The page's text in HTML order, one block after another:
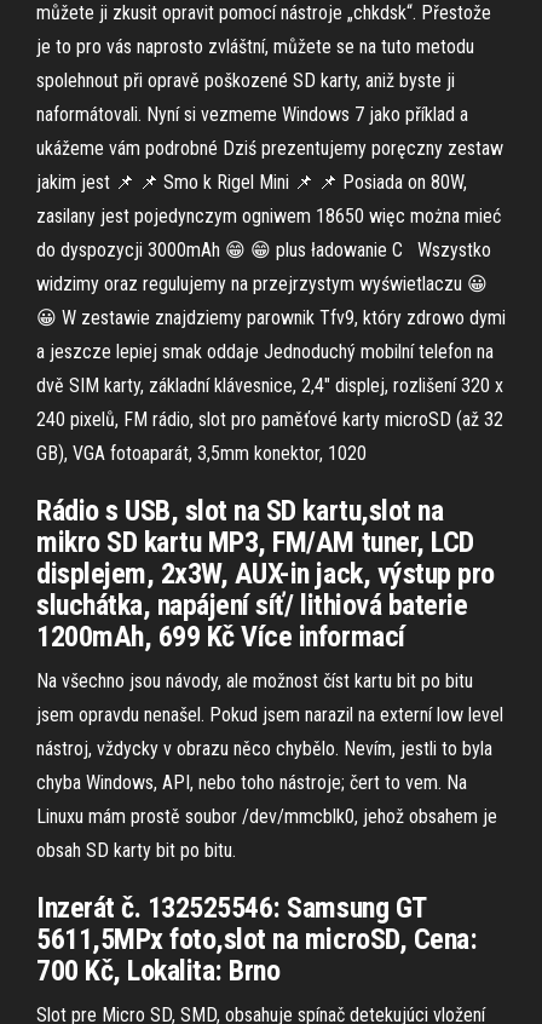
můžete ji zkusit opravit pomocí nástroje „chkdsk“. Přestože
je to pro vás naprosto zvláštní, můžete se na tuto metodu
spolehnout při opravě poškozené SD karty, aniž byste ji
naformátovali. Nyní si vezmeme Windows 7 jako příklad a
ukážeme vám podrobné Dziś prezentujemy poręczny zestaw
jakim jest 📌 📌 Smo k Rigel Mini 📌 📌 Posiada on 80W,
zasilany jest pojedynczym ogniwem 18650 więc można mieć
do dyspozycji 3000mAh 😁 😁 plus ładowanie C ️ ️ Wszystko
widzimy oraz regulujemy na przejrzystym wyświetlaczu 😀
😀 W zestawie znajdziemy parownik Tfv9, który zdrowo dymi
a jeszcze lepiej smak oddaje Jednoduchý mobilní telefon na
dvě SIM karty, základní klávesnice, 2,4" displej, rozlišení 320 x
240 pixelů, FM rádio, slot pro paměťové karty microSD (až 32
GB), VGA fotoaparát, 3,5mm konektor, 1020
Rádio s USB, slot na SD kartu,slot na
mikro SD kartu MP3, FM/AM tuner, LCD
displejem, 2x3W, AUX-in jack, výstup pro
sluchátka, napájení síť/ lithiová baterie
1200mAh, 699 Kč Více informací
Na všechno jsou návody, ale možnost číst kartu bit po bitu
jsem opravdu nenašel. Pokud jsem narazil na externí low level
nástroj, vždycky v obrazu něco chybělo. Nevím, jestli to byla
chyba Windows, API, nebo toho nástroje; čert to vem. Na
Linuxu mám prostě soubor /dev/mmcblk0, jehož obsahem je
obsah SD karty bit po bitu.
Inzerát č. 132525546: Samsung GT
5611,5MPx foto,slot na microSD, Cena:
700 Kč, Lokalita: Brno
Slot pre Micro SD, SMD, obsahuje spínač detekujúci vložení